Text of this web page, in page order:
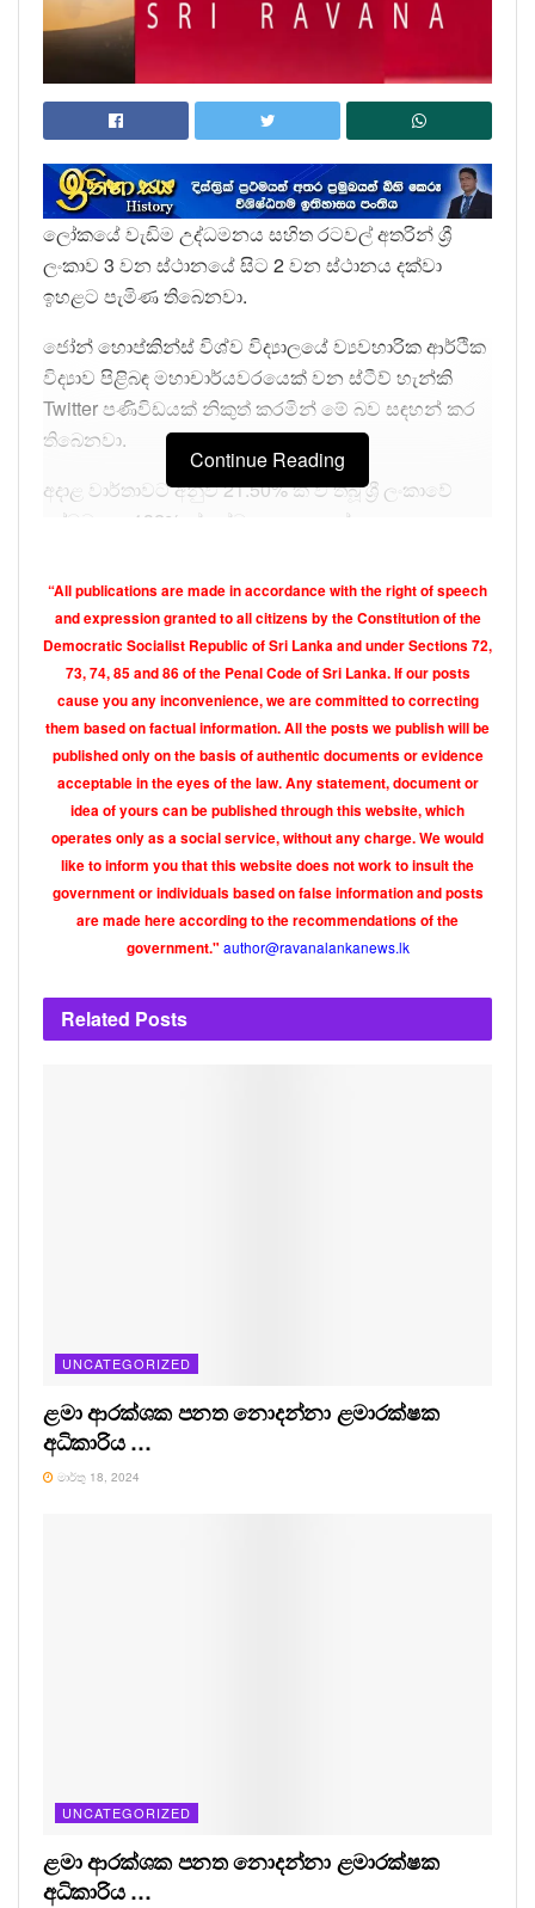
ලෝකයේ වැඩිම උද්ධමනය සහිත රටවල් අතරින් ශ්‍රී
ලංකාව 3 වන ස්ථානයේ සිට 2 වන ස්ථානය දක්වා
ඉහළට පැමිණ තිබෙනවා.
ජෝන් හොප්කින්ස් විශ්ව විද්‍යාලයේ ව්‍යවහාරික ආර්ථික
විද්‍යාව පිළිබඳ මහාචාර්යවරයෙක් වන ස්ටීව් හැන්කි
Twitter පණිවිඩයක් නිකුත් කරමින් මේ බව සඳහන් කර
තිබෙනවා.
අදාළ වාර්තාවට අනුව 21.50% ක් ව තිබූ ශ්‍රී ලංකාවේ
උද්ධමනය 132% ක් දක්වා ඉහළ ගොස් ඇත.
Continue Reading
“All publications are made in accordance with the right of speech
and expression granted to all citizens by the Constitution of the
Democratic Socialist Republic of Sri Lanka and under Sections 72,
73, 74, 85 and 86 of the Penal Code of Sri Lanka. If our posts
cause you any inconvenience, we are committed to correcting
them based on factual information. All the posts we publish will be
published only on the basis of authentic documents or evidence
acceptable in the eyes of the law. Any statement, document or
idea of yours can be published through this website, which
operates only as a social service, without any charge. We would
like to inform you that this website does not work to insult the
government or individuals based on false information and posts
are made here according to the recommendations of the
government." author@ravanalankanews.lk
Related Posts
UNCATEGORIZED
ළමා ආරක්ශක පනත නොදන්නා ළමාරක්ෂක
අධිකාරිය …
මාර්තු 18, 2024
UNCATEGORIZED
ළමා ආරක්ශක පනත නොදන්නා ළමාරක්ෂක
අධිකාරිය …